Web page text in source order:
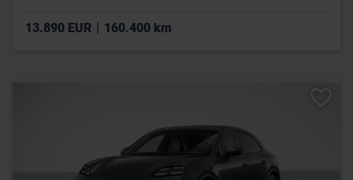
13.890 EUR | 160.400 km